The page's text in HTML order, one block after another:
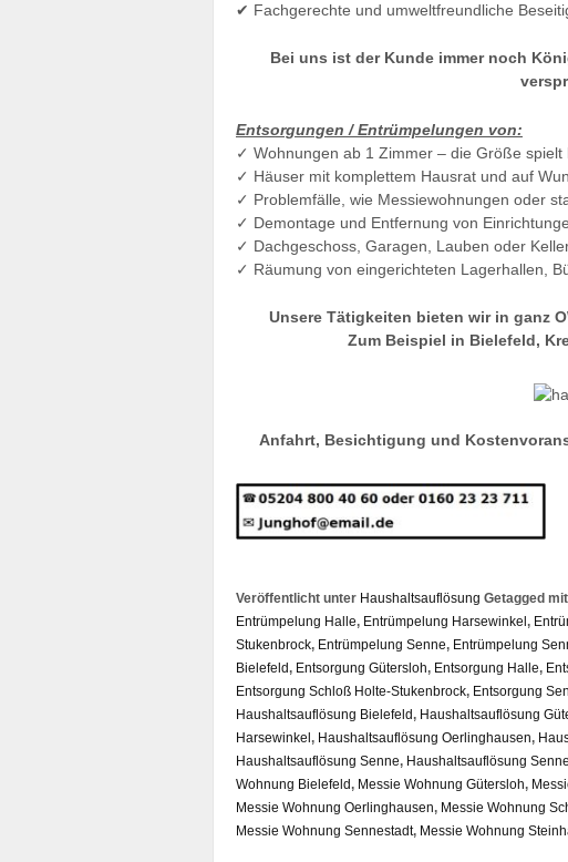
✔ Fachgerechte und umweltfreundliche
Bei uns ist der Kunde immer noch
Entsorgungen / Entrümpelungen von:
✓ Wohnungen ab 1 Zimmer – die Größe spielt
✓ Häuser mit komplettem Hausrat und auf
✓ Problemfälle, wie Messiewohnungen oder
✓ Demontage und Entfernung von
✓ Dachgeschoss, Garagen, Lauben oder
✓ Räumung von eingerichteten Lagerhallen,
Unsere Tätigkeiten bieten wir in ganz
Zum Beispiel in Bielefeld,
Anfahrt, Besichtigung und
Veröffentlicht unter Haushaltsauflösung Getagged
Entrümpelung Halle, Entrümpelung Harsewinkel ,
Stukenbrock, Entrümpelung Senne, Entrümpelung
Bielefeld, Entsorgung Gütersloh, Entsorgung Halle,
Entsorgung Schloß Holte-Stukenbrock, Entsorgung
Haushaltsauflösung Bielefeld, Haushaltsauflösung
Harsewinkel , Haushaltsauflösung Oerlinghausen,
Haushaltsauflösung Senne, Haushaltsauflösung
Wohnung Bielefeld, Messie Wohnung Gütersloh,
Messie Wohnung Oerlinghausen, Messie Wohnung
Messie Wohnung Sennestadt, Messie Wohnung